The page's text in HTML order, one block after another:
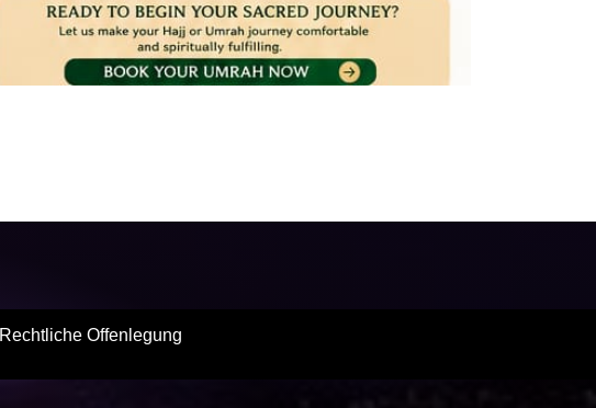
Rechtliche Offenlegung